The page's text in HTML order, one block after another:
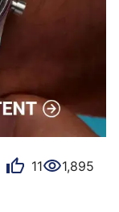
11 1,895